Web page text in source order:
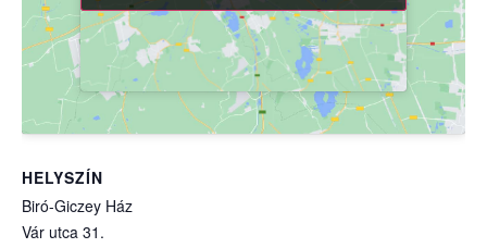
HELYSZÍN
Biró-Giczey Ház
Vár utca 31.